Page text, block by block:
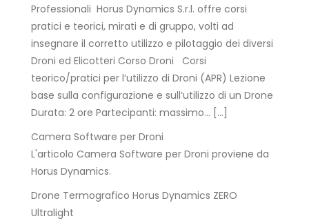
Professionali Horus Dynamics S.r.l. offre corsi
pratici e teorici, mirati e di gruppo, volti ad
insegnare il corretto utilizzo e pilotaggio dei diversi
Droni ed Elicotteri Corso Droni Corsi
teorico/pratici per l’utilizzo di Droni (APR) Lezione
base sulla configurazione e sull’utilizzo di un Drone
Durata: 2 ore Partecipanti: massimo… […]
Camera Software per Droni
L'articolo Camera Software per Droni proviene da
Horus Dynamics.
Drone Termografico Horus Dynamics ZERO
Ultralight